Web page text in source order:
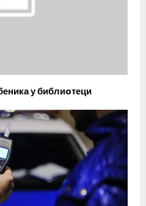
у библиoтеци